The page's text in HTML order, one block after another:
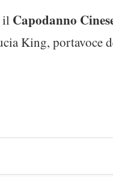
il Capodanno
King, portavoce